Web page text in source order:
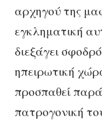
αρχηγού της
εγκληματική
διεξάγει
ηπειρωτική
προσπαθεί
πατρογονική